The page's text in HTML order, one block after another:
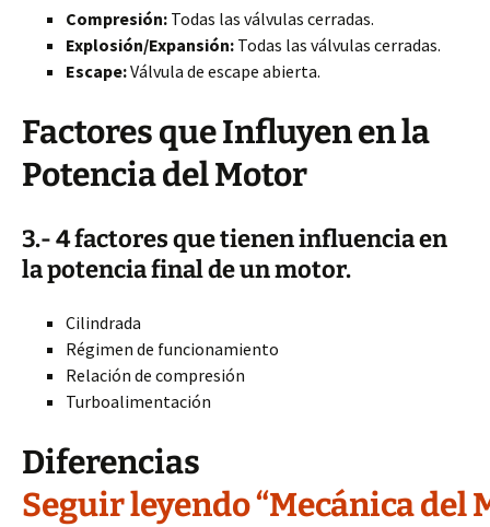
Compresión: Todas las válvulas cerradas.
Explosión/Expansión: Todas las válvulas cerradas.
Escape:Válvula de escape abierta.
Factores que Influyen en la
Potencia del Motor
3.- 4 factores que tienen influencia en
la potencia final de un motor.
Cilindrada
Régimen de funcionamiento
Relación de compresión
Turboalimentación
Diferencias
Seguir leyendo “Mecánica